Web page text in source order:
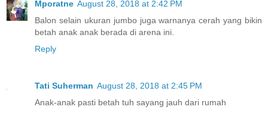
Mporatne August 28, 2018 at 2:42 PM
Balon selain ukuran jumbo juga warnanya cerah yang bikin
betah anak anak berada di arena ini.
Reply
Tati Suherman August 28, 2018 at 2:45 PM
Anak-anak pasti betah tuh sayang jauh dari rumah